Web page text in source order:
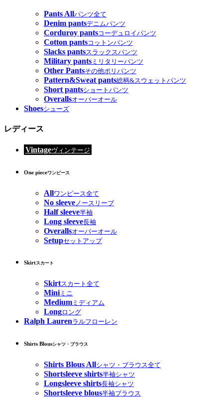
Pants Allパンツ全て
Denim pantsデニムパンツ
Corduroy pantsコーデュロイパンツ
Cotton pantsコットンパンツ
Slacks pantsスラックスパンツ
Military pants ミリタリーパンツ
Other Pantsその他ポリパンツ
Pattern&Sweat pants総柄&スウェットパンツ
Short pantsショートパンツ
Overallsオーバーオール
Shoesシューズ
レディース
Vintageヴィンテージ
One pieceワンピース
Allワンピース全て
No sleeve ノースリーブ
Half sleeve半袖
Long sleeve長袖
Overallsオーバーオール
Setupセットアップ
Skirtスカート
Skirtスカート全て
Miniミニ
Medium ミディアム
Longロング
Ralph Laurenラルフローレン
Shirts Blousシャツ・ブラウス
Shirts Blous Allシャツ・ブラウス全て
Shortsleeve shirts半袖シャツ
Longsleeve shirts長袖シャツ
Shortsleeve blous半袖ブラウス